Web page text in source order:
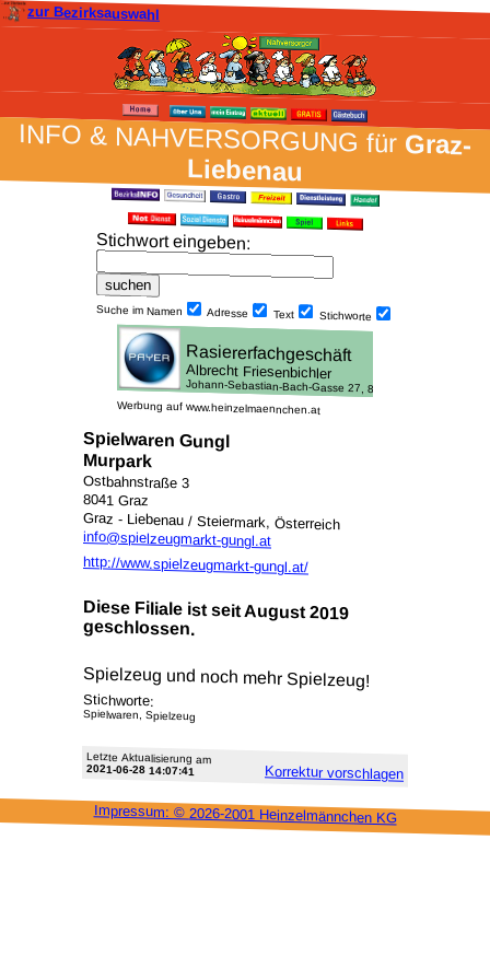
zur Bezirksauswahl
INFO & NAH­VER­SORG­UNG fürGraz-
Liebenau
Stich­wort ein­geben:
Suche im Namen Adresse Text Stich­worte
Werbung auf www.heinzelmaennchen.at
Spielwaren Gungl
Murpark
Ostbahnstraße 3
8041 Graz
Graz - Liebenau / Steiermark, Österreich
info@spielzeugmarkt-gungl.at
http://www.spielzeugmarkt-gungl.at/
Diese Filiale ist seit August 2019
geschlossen.
Spielzeug und noch mehr Spielzeug!
Stichworte:
Spielwaren, Spielzeug
Letzte Aktu­alisie­rung am
2021-06-28 14:07:41 Korrektur vor­schlagen
Impressum: © 2026-2001 Heinzel­männchen KG